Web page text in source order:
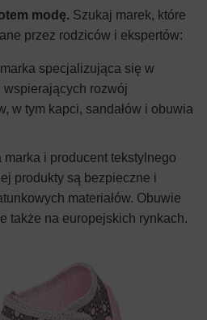
modę. Szukaj marek, które
przez rodziców i ekspertów:
specjalizująca się w
rozwój
w tym kapci, sandałów i obuwia
marka i producent tekstylnego
produkty są bezpieczne i
materiałów. Obuwie
także na europejskich rynkach.